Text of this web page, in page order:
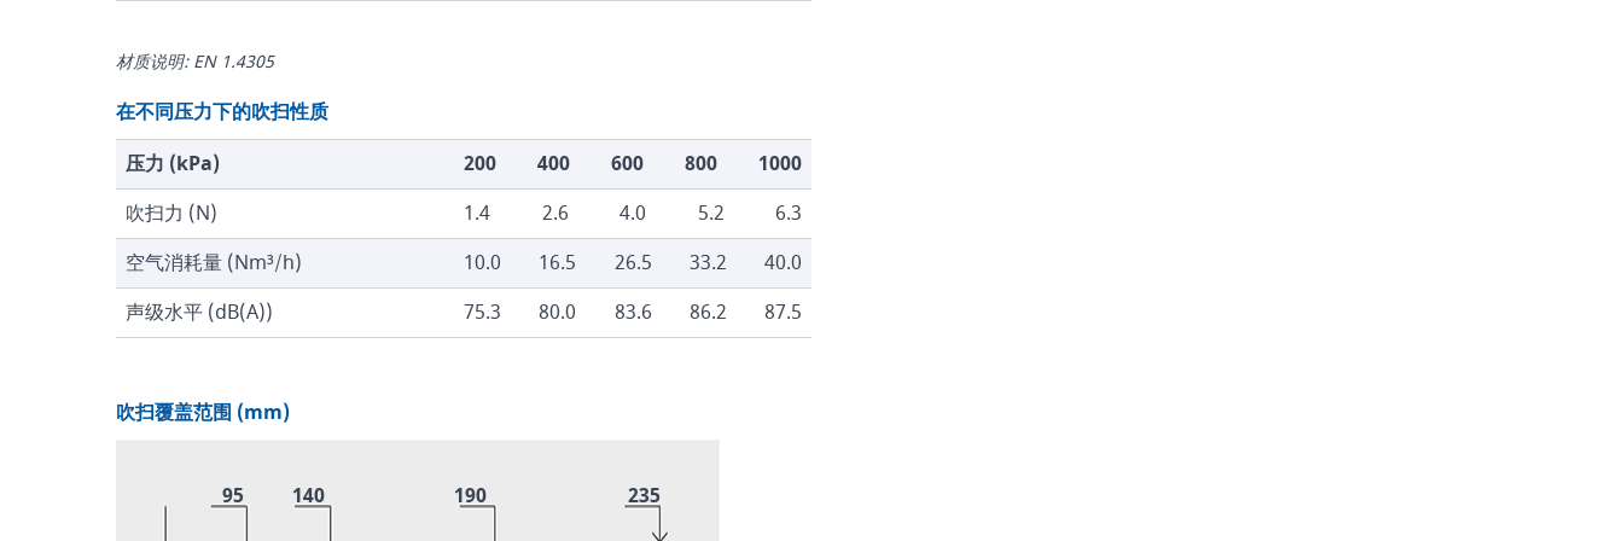
材质说明: EN 1.4305
在不同压力下的吹扫性质
压力 (kPa)
200 400 600 800
1000
吹扫力 (N)
1.4 2.6 4.0 5.2
6.3
空气消耗量 (Nm³/h)
10.0 16.5 26.5 33.2
40.0
声级水平 (dB(A))
75.3 80.0 83.6 86.2 87.5
吹扫覆盖范围 (mm)
95 140 190 235